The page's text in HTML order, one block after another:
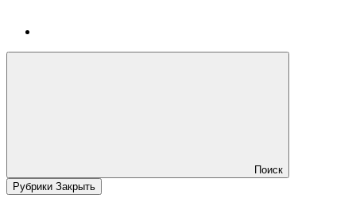
Поиск
Рубрики Закрыть